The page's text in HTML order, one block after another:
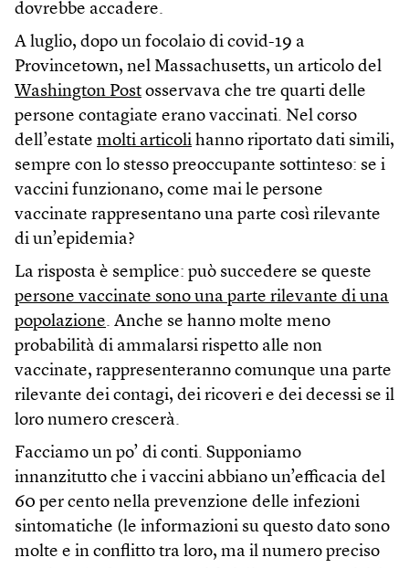
dovrebbe accadere.
A luglio, dopo un focolaio di covid-19 a
Provincetown, nel Massachusetts, un articolo del
Washington Post osservava che tre quarti delle
persone contagiate erano vaccinati. Nel corso
dell’estate molti articoli hanno riportato dati simili,
sempre con lo stesso preoccupante sottinteso: se i
vaccini funzionano, come mai le persone
vaccinate rappresentano una parte così rilevante
di un’epidemia?
La risposta è semplice: può succedere se queste
persone vaccinate sono una parte rilevante di una
popolazione. Anche se hanno molte meno
probabilità di ammalarsi rispetto alle non
vaccinate, rappresenteranno comunque una parte
rilevante dei contagi, dei ricoveri e dei decessi se il
loro numero crescerà.
Facciamo un po’ di conti. Supponiamo
innanzitutto che i vaccini abbiano un’efficacia del
60 per cento nella prevenzione delle infezioni
sintomatiche (le informazioni su questo dato sono
molte e in conflitto tra loro, ma il numero preciso